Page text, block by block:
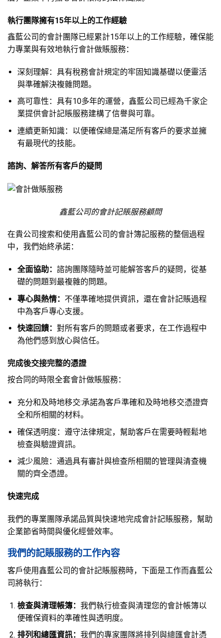
執行團隊擁有15年以上的工作經驗
鑫藍公司的會計團隊已經累計15年以上的工作經驗，確保能
力專業與有效地執行會計做賬服務：
深刻理解：具有稅務會計規定的牢固知識基礎以便靈活
與準確解決複雜問題。
高可靠性：具有10多年的運營，鑫藍公司已經為千家企
業提供會計記賬服務建構了信譽與可靠。
連續更新知識：以便確保總是滿足所有客戶的要求並擁
有最現代的技能。
諮詢、解答所有客戶的疑問
鑫藍公司的會計記賬服務顧問
在貴公司搜索和使用鑫藍公司的會計簿記服務的整個過程
中，我們始終承諾：
全面協助： 諮詢團隊隨時並可能解答客戶的疑問，從基
礎的問題到最複雜的問題。
專心與熱情： 不僅準確地提供資訊，還在會計記賬過程
中為客戶專心支援。
快速回饋： 對所有客戶的問題或者要求，在工作過程中
為他們感到放心與信任。
完成後交接完整的憑證
按合同的時限全套會計做賬服務：
充分和及時地移交:承諾為客戶準確和及時地移交憑證齊
全和所相關的材料。
確保透明度：遵守法律規定，幫助客戶在需要時輕鬆地
檢查與驗證資訊。
減少風險：通過具有審計與檢查所相關的管理與清查機
關的齊全憑證。
快速完成
我們的專業團隊承諾品質與快速地完成會計記賬服務，幫助
企業節省時間與優化經營效率。
我們的記賬服務的工作內容
客戶使用鑫藍公司的會計記賬服務時，下面是工作而鑫藍公
司將執行：
檢查與清理帳簿： 我們執行檢查與清理您的會計帳簿以
便確保資料的準確性與透明度。
排列和總匯資訊： 我們的專家團隊將排列與總匯會計憑